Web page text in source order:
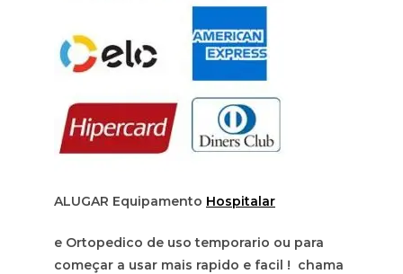
ALUGAR Equipamento Hospitalar
e Ortopedico de uso temporario ou para
começar a usar mais rapido e facil ! chama